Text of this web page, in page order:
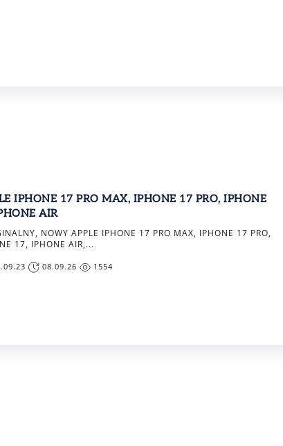
IPHONE 17 PRO MAX, IPHONE 17 PRO, IPHONE
AIR
NOWY APPLE IPHONE 17 PRO MAX, IPHONE 17 PRO,
17, IPHONE AIR,...
08.09.26 1554